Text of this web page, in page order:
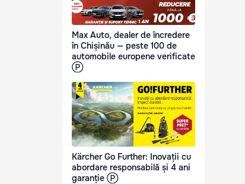
Max Auto, dealer de încredere
în Chișinău — peste 100 de
automobile europene verificate
Ⓟ
Kärcher Go Further: Inovații cu
abordare responsabilă și 4 ani
garanție Ⓟ